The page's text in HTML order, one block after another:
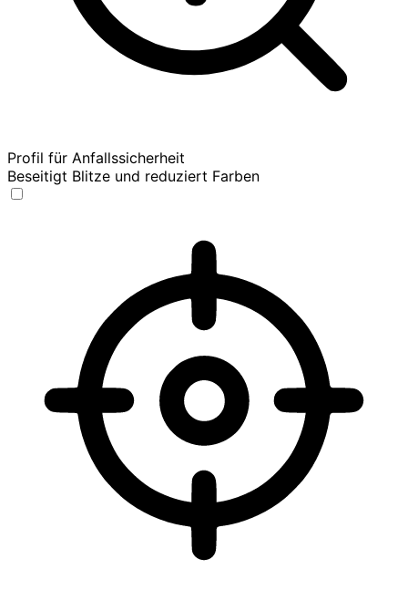
Profil für Anfallssicherheit
Beseitigt Blitze und reduziert Farben